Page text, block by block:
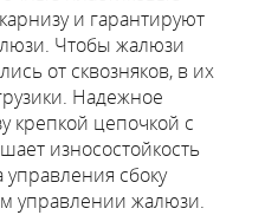
и гарантируют
Чтобы жалюзи
от сквозняков, в их
Надежное
крепкой цепочкой с
износостойкость
сбоку
управлении жалюзи.